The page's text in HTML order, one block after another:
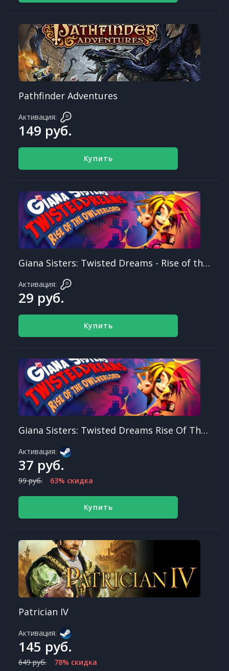
Pathfinder Adventures
Активация:
149 руб.
Купить
Giana Sisters: Twisted Dreams - Rise of the Owlverlord
Активация:
29 руб.
Купить
Giana Sisters: Twisted Dreams Rise Of The Owlverlord
Активация:
37 руб.
99 руб. 63% скидка
Купить
Patrician IV
Активация:
145 руб.
649 руб. 78% скидка